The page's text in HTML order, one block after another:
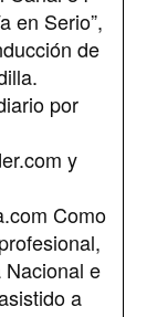
en Serio”,
de
por
y
Como
e
a